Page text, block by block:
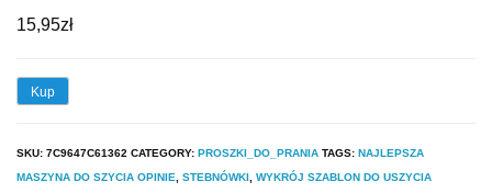
15,95zł
Kup
SKU: 7C9647C61362 CATEGORY: PROSZKI_DO_PRANIA TAGS: NAJLEPSZA
MASZYNA DO SZYCIA OPINIE
STEBNÓWKI WYKRÓJ SZABLON DO USZYCIA